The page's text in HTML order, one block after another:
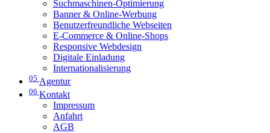
Suchmaschinen-Optimierung
Banner & Online-Werbung
Benutzerfreundliche Webseiten
E-Commerce & Online-Shops
Responsive Webdesign
Digitale Einladung
Internationalisierung
05 Agentur
06 Kontakt
Impressum
Anfahrt
AGB